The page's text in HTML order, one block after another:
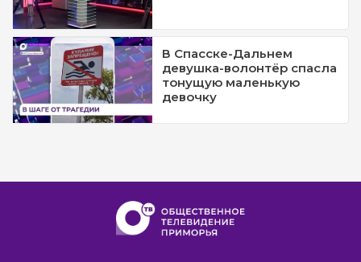
В Спасске-Дальнем
девушка-волонтёр спасла
тонущую маленькую
девочку